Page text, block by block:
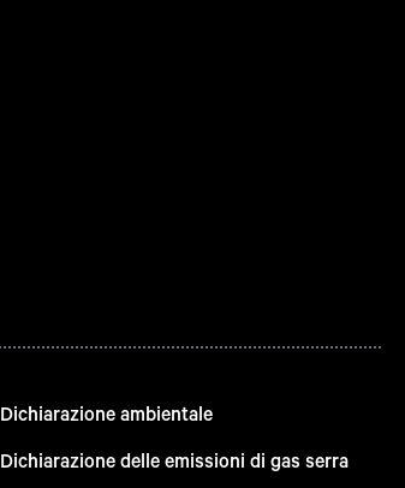
Dichiarazione ambientale
Dichiarazione delle emissioni di gas serra